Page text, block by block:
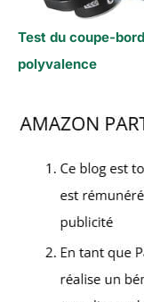
Test du coupe-
polyvalence